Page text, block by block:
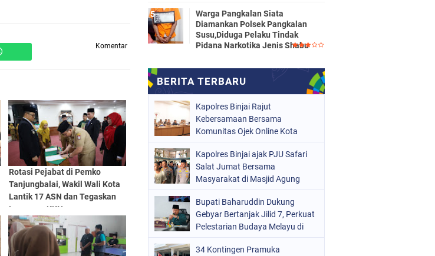
Komentar
Rotasi Pejabat di Pemko
Tanjungbalai, Wakil Wali Kota
Lantik 17 ASN dan Tegaskan
Larangan KKN
Warga Pangkalan Siata
Diamankan Polsek Pangkalan
Susu,Diduga Pelaku Tindak
Pidana Narkotika Jenis Shabu
Kapolres Binjai Rajut
Kebersamaan Bersama
Komunitas Ojek Online Kota
Kapolres Binjai ajak PJU Safari
Salat Jumat Bersama
Masyarakat di Masjid Agung
Bupati Baharuddin Dukung
Gebyar Bertanjak Jilid 7, Perkuat
Pelestarian Budaya Melayu di
34 Kontingen Pramuka